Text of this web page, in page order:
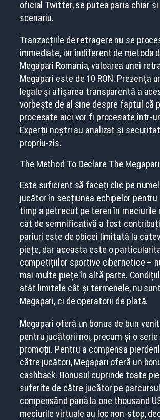
oficial Twitter, se putea paria chiar
scenariu.
Tranzacțiile de retragere nu se
immediate, iar indiferent de metoda
Megapari Romania, valoarea unei
Megapari este de 10 RON. Prezența
legale și afișarea transparentă a
vorbește de al sine despre faptul că
procesate aici vor fi procesate într-
Experții noștri au analizat și
propriu-zis.
The Method To Declare The
Este suficient să faceți clic pe
jucător în secțiunea echipelor pentru
timp a petrecut pe teren în meciurile
cât de semnificativă a fost
pariuri este de obicei limitată la
piețe, dar aceasta este o
competițiilor sportive cibernetice –
mai multe piețe în altă parte.
atât limitele cât și termenele, nu
Megapari, ci de operatorii de plată.
Megapari oferă un bonus de bun
pentru jucătorii noi, precum și o serie
promoții. Pentru a compensa
către jucători, Megapari oferă un
cashback. Bonusul cuprinde toate
suferite de către jucător pe
compensând până la one thousand
meciurile virtuale au loc non-stop,